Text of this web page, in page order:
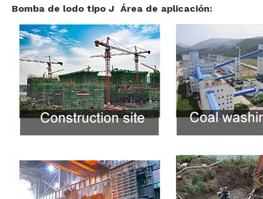
Bomba de lodo tipo J Área de aplicación: